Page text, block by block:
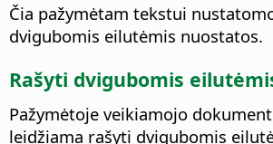
Čia pažymėtam tekstui
dvigubomis eilutėmis nuostatos.
Rašyti dvigubomis
Pažymėtoje veikiamojo
leidžiama rašyti dvigubomis